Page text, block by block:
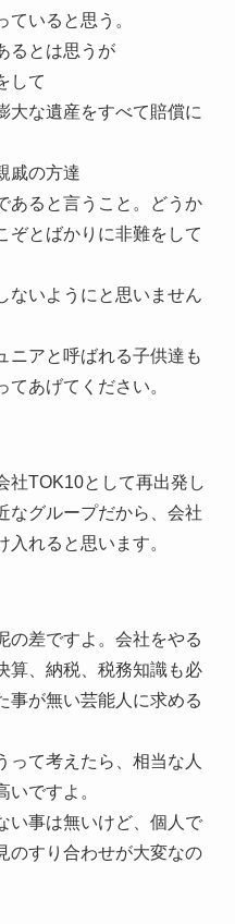
いると思う。
るとは思うが
して
大な遺産をすべて賠償に
戚の方達
あると言うこと。どうか
ぞとばかりに非難をして
ないようにと思いません
ニアと呼ばれる子供達も
あげてください。
社TOK10として再出発し
なグループだから、会社
れると思います。
の差ですよ。会社をやる
算、納税、税務知識も必
事が無い芸能人に求める
って考えたら、相当な人
ですよ。
い事は無いけど、個人で
のすり合わせが大変なの